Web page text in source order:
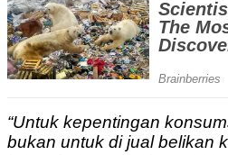
“Untuk kepentingan
bukan untuk di jual belikan